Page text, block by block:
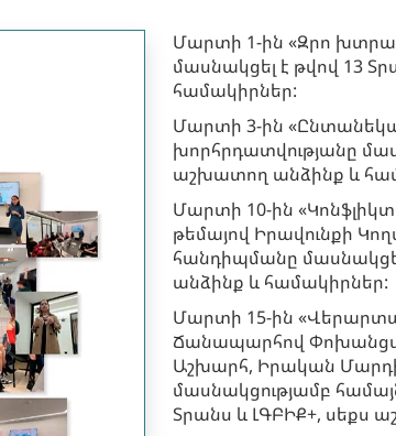
Մարտի 1-ին «Զրո
մասնակցել է թվով 13
համակիրներ:
Մարտի 3-ին
խորհրդատվությանը
աշխատող անձինք և
Մարտի 10-ին «Կոնֆլիկտ
թեմայով Իրավունքի
հանդիպմանը
անձինք և համակիրներ:
Մարտի 15-ին
Ճանապարհով
Աշխարհ, Իրական
մասնակցությամբ
Տրանս և ԼԳԲԻՔ+, սեքս